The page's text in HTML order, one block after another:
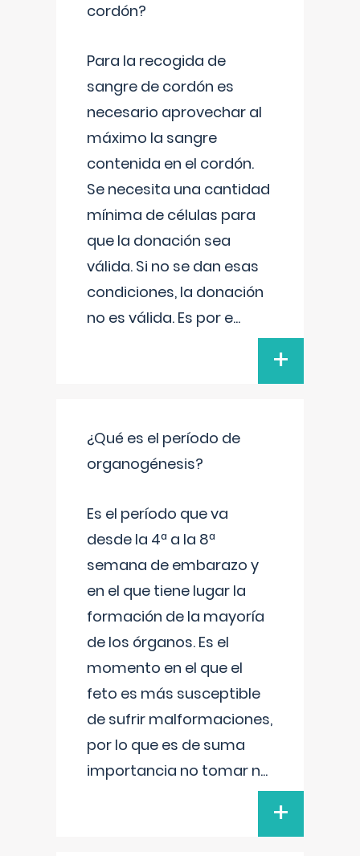
cordón?
Para la recogida de
sangre de cordón es
necesario aprovechar al
máximo la sangre
contenida en el cordón.
Se necesita una cantidad
mínima de células para
que la donación sea
válida. Si no se dan esas
condiciones, la donación
no es válida. Es por e...
+
¿Qué es el período de
organogénesis?
Es el período que va
desde la 4ª a la 8ª
semana de embarazo y
en el que tiene lugar la
formación de la mayoría
de los órganos. Es el
momento en el que el
feto es más susceptible
de sufrir malformaciones,
por lo que es de suma
importancia no tomar n...
+